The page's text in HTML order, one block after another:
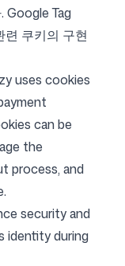
Google Tag
련 쿠키의 구현
uses cookies
can be
the
process, and
security and
identity during